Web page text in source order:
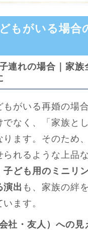
もがいる場合
連れの場合｜家族
もがいる再婚の場
なく、「家族と
ります。そのため
られるような上品
子ども用のミニリ
演出 も、家族の絆
ます。
社・友人）への見